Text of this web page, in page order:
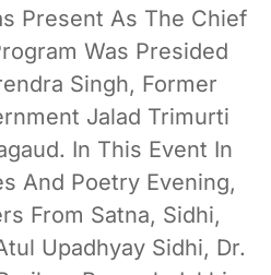
Present As The Chief
Was Presided
Singh, Former
Jalad Trimurti
In This Event In
And Poetry Evening,
From Satna, Sidhi,
Upadhyay Sidhi, Dr.